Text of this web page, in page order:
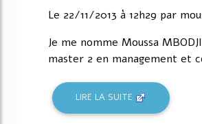
Le 22/11/2013 à 12h29 par
Je me nomme Moussa
master 2 en management et
LIRE LA SUITE